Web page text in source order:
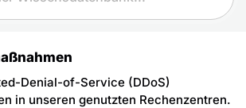
Denial-of-Service (DDoS)
in unseren genutzten Rechenzentren.